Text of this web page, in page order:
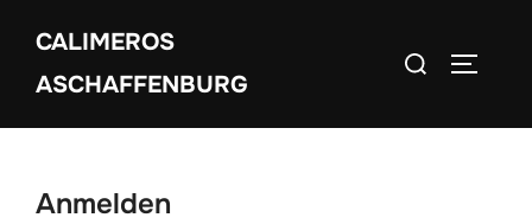
Inhalt
springen
CALIMEROS
ASCHAFFENBURG
Suchen
Anmelden